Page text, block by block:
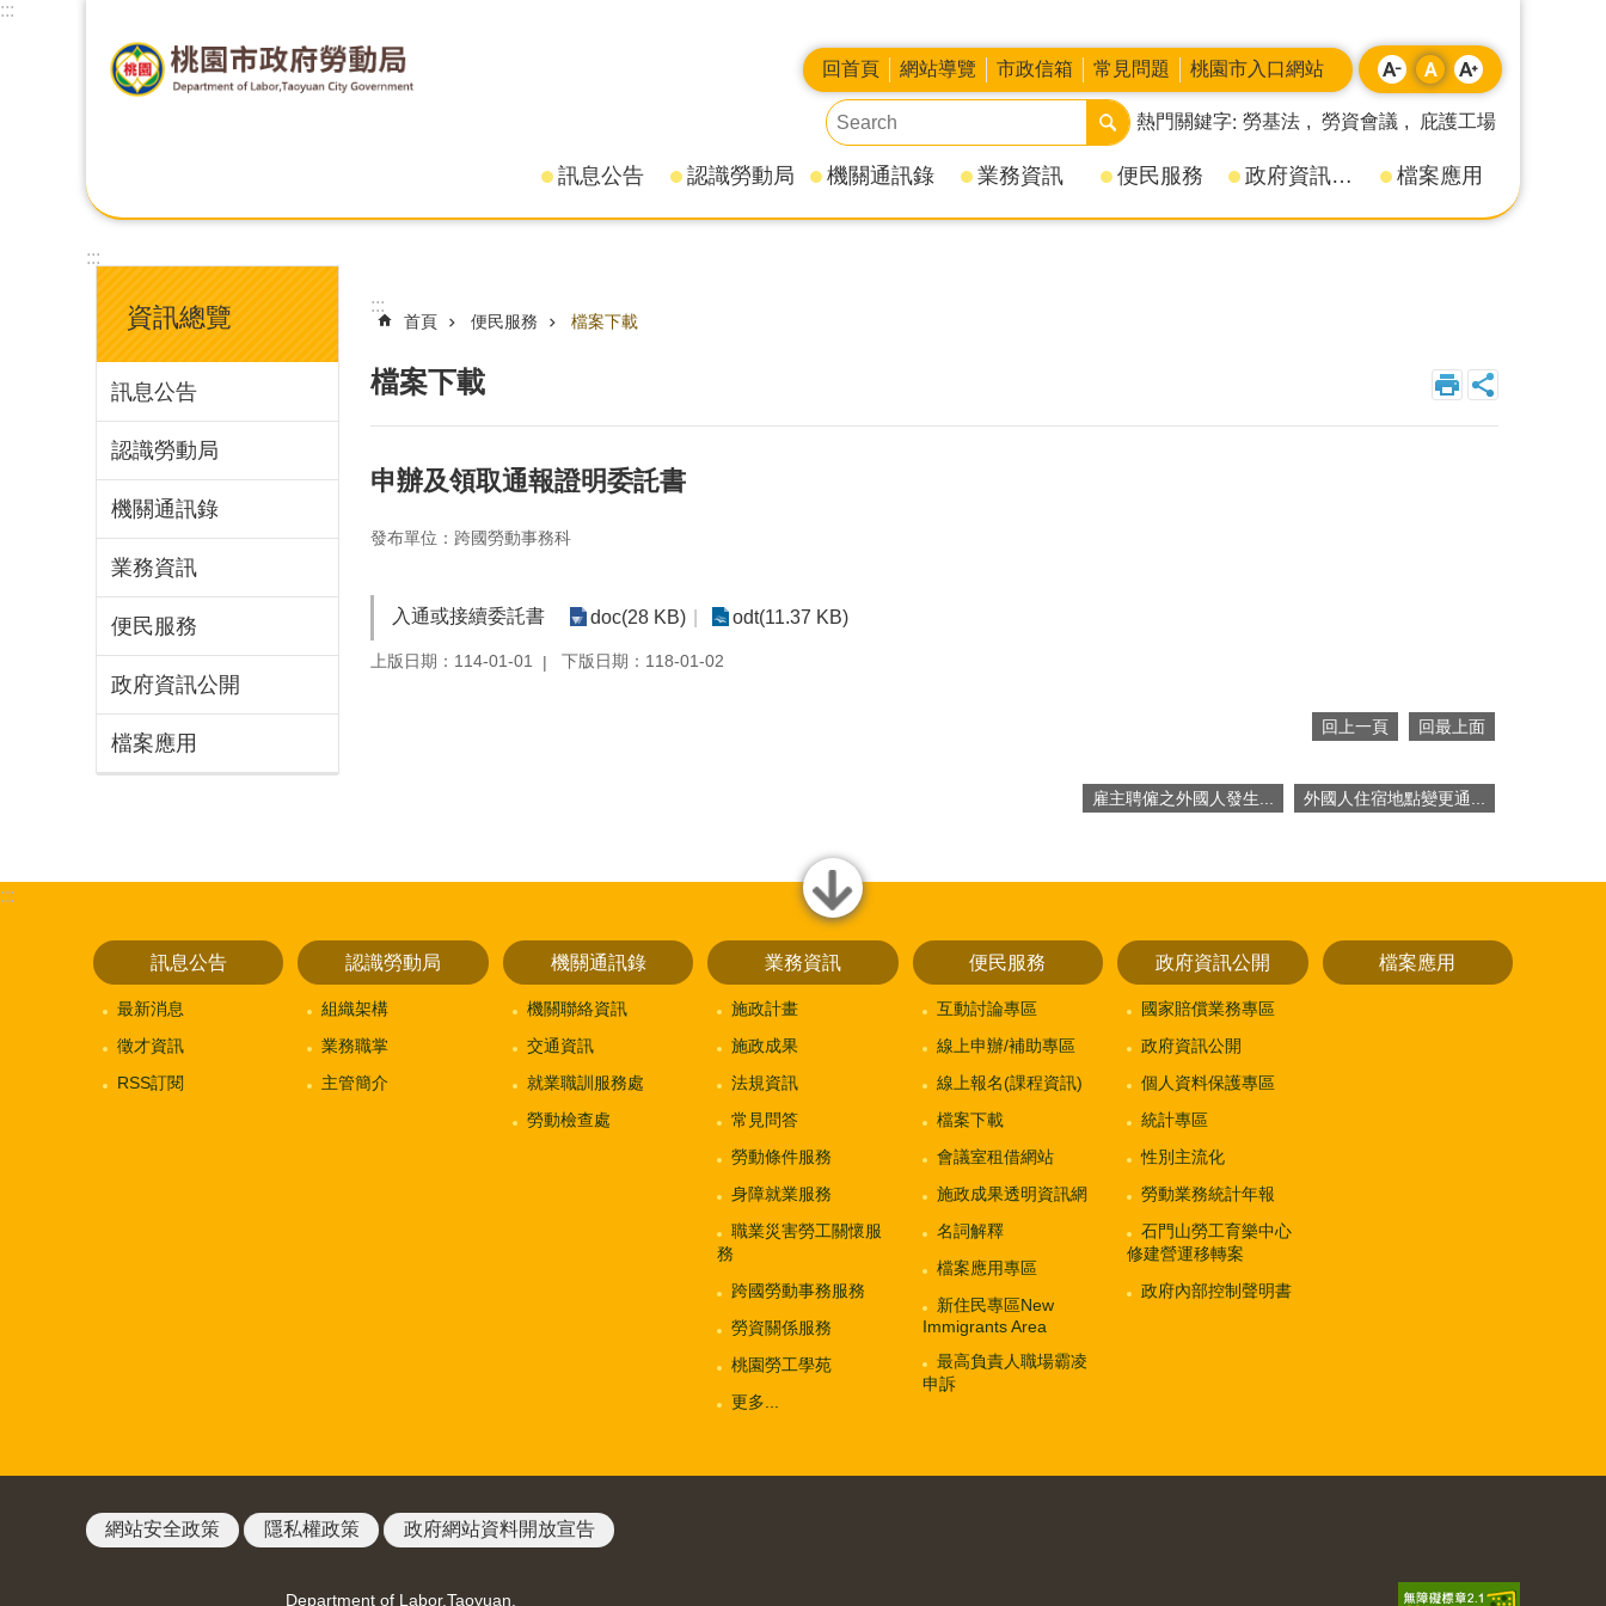
:::
回首頁 網站導覽 市政信箱 常見問題 桃園市入口網站
熱門關鍵字 勞基法 勞資會議 庇護工場
訊息公告 認識勞動局 機關通訊錄 業務資訊 便民服務 政府資訊公開 檔案應用
:::
資訊總覽
訊息公告
認識勞動局
機關通訊錄
業務資訊
便民服務
政府資訊公開
檔案應用
:::
首頁 便民服務 檔案下載
檔案下載
申辦及領取通報證明委託書
發布單位：跨國勞動事務科
入通或接續委託書 doc(28 KB) odt(11.37 KB)
上版日期：114-01-01 下版日期：118-01-02
回上一頁 回最上面
雇主聘僱之外國人發生... 外國人住宿地點變更通...
close
:::
訊息公告
最新消息
徵才資訊
RSS訂閱
認識勞動局
組織架構
業務職掌
主管簡介
機關通訊錄
機關聯絡資訊
交通資訊
就業職訓服務處
勞動檢查處
業務資訊
施政計畫
施政成果
法規資訊
常見問答
勞動條件服務
身障就業服務
職業災害勞工關懷服
務
跨國勞動事務服務
勞資關係服務
桃園勞工學苑
更多...
便民服務
互動討論專區
線上申辦/補助專區
線上報名(課程資訊)
檔案下載
會議室租借網站
施政成果透明資訊網
名詞解釋
檔案應用專區
新住民專區New
Immigrants Area
最高負責人職場霸凌
申訴
政府資訊公開
國家賠償業務專區
政府資訊公開
個人資料保護專區
統計專區
性別主流化
勞動業務統計年報
石門山勞工育樂中心
修建營運移轉案
政府內部控制聲明書
檔案應用
網站安全政策 隱私權政策 政府網站資料開放宣告
Department of Labor,Taoyuan.